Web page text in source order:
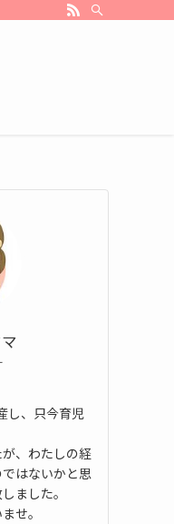
し、只今育児
、わたしの経
はないかと思
ました。
せ。